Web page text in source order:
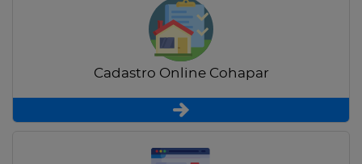
Cadastro Online Cohapar